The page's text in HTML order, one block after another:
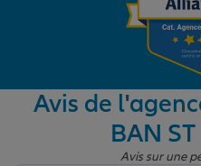
Garantie des accidents
Protection juridique
Avis de
BAN
Avis sur une